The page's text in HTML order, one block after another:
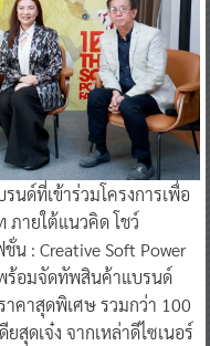
ด์ที่เข้าร่วมโครงการเพื่อ
ภายใต้แนวคิด โชว์
: Creative Soft Power
ร้อมจัดทัพสินค้าแบรนด์
าคาสุดพิเศษ รวมกว่า 100
สุดเจ๋ง จากเหล่าดีไซเนอร์